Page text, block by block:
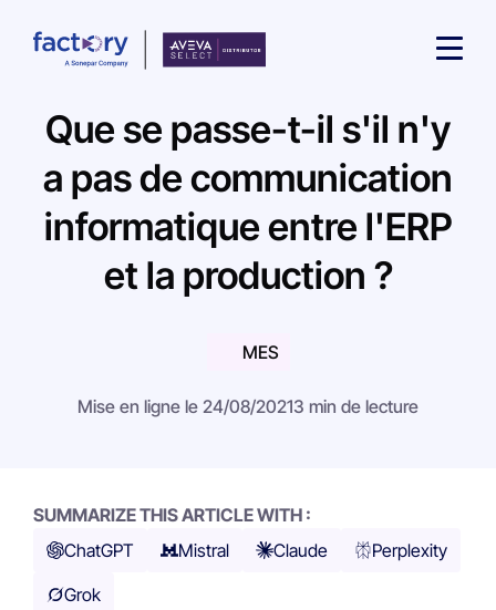
Qu'est-ce que vous cherchez ?
Que se passe-t-il s'il n'y
a pas de communication
informatique entre l'ERP
et la production ?
MES
Mise en ligne le 24/08/20213 min de lecture
SUMMARIZE THIS ARTICLE WITH :
ChatGPT
Mistral Claude
Perplexity
Grok